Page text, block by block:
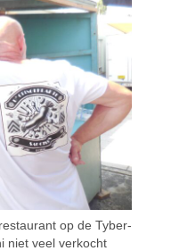
op de Tyber-
niet veel verkocht